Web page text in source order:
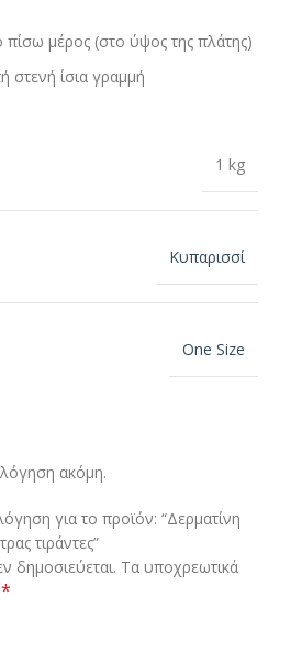
πίσω μέρος (στο ύψος της πλάτης)
στενή ίσια γραμμή
1 kg
Κυπαρισσί
One Size
ακόμη.
για το προϊόν: “Δερματίνη
τιράντες”
δημοσιεύεται. Τα υποχρεωτικά
*